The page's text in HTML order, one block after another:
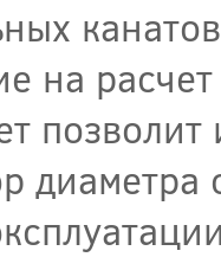
на
диаметра